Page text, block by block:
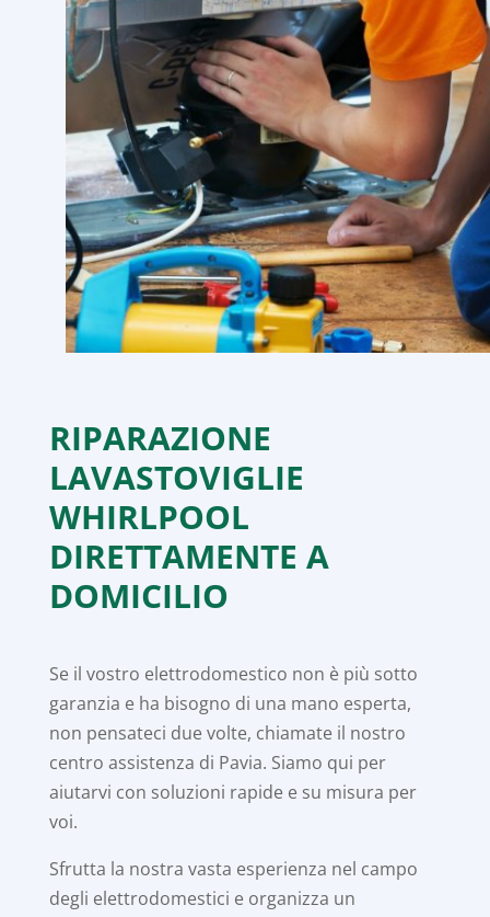
RIPARAZIONE
LAVASTOVIGLIE
WHIRLPOOL
DIRETTAMENTE A
DOMICILIO
Se il vostro elettrodomestico non è più sotto
garanzia e ha bisogno di una mano esperta,
non pensateci due volte, chiamate il nostro
centro assistenza di Pavia. Siamo qui per
aiutarvi con soluzioni rapide e su misura per
voi.
Sfrutta la nostra vasta esperienza nel campo
degli elettrodomestici e organizza un